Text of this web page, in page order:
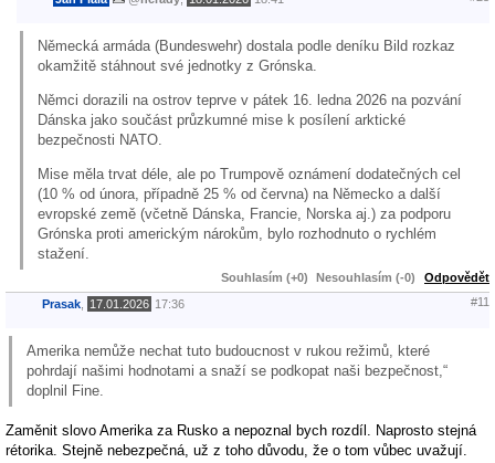
Německá armáda (Bundeswehr) dostala podle deníku Bild rozkaz
okamžitě stáhnout své jednotky z Grónska.
Němci dorazili na ostrov teprve v pátek 16. ledna 2026 na pozvání
Dánska jako součást průzkumné mise k posílení arktické
bezpečnosti NATO.
Mise měla trvat déle, ale po Trumpově oznámení dodatečných cel
(10 % od února, případně 25 % od června) na Německo a další
evropské země (včetně Dánska, Francie, Norska aj.) za podporu
Grónska proti americkým nárokům, bylo rozhodnuto o rychlém
stažení.
Souhlasím (+0) Nesouhlasím (-0) Odpovědět
Prasak 17.01.2026 17:36 #11
Amerika nemůže nechat tuto budoucnost v rukou režimů, které
pohrdají našimi hodnotami a snaží se podkopat naši bezpečnost,“
doplnil Fine.
Zaměnit slovo Amerika za Rusko a nepoznal bych rozdíl. Naprosto stejná
rétorika. Stejně nebezpečná, už z toho důvodu, že o tom vůbec uvažují.